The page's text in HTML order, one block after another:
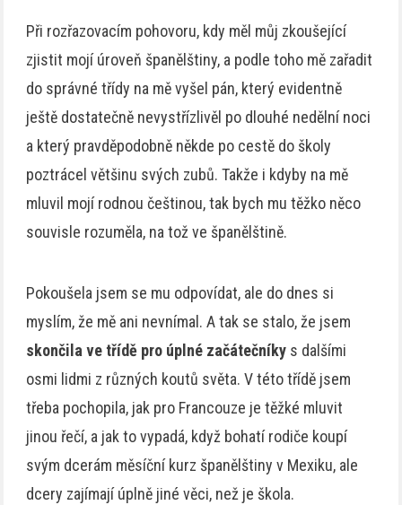
Při rozřazovacím pohovoru, kdy měl můj zkoušející
zjistit mojí úroveň španělštiny, a podle toho mě zařadit
do správné třídy na mě vyšel pán, který evidentně
ještě dostatečně nevystřízlivěl po dlouhé nedělní noci
a který pravděpodobně někde po cestě do školy
poztrácel většinu svých zubů. Takže i kdyby na mě
mluvil mojí rodnou češtinou, tak bych mu těžko něco
souvisle rozuměla, na tož ve španělštině.
Pokoušela jsem se mu odpovídat, ale do dnes si
myslím, že mě ani nevnímal. A tak se stalo, že jsem
skončila ve třídě pro úplné začátečníky s dalšími
osmi lidmi z různých koutů světa. V této třídě jsem
třeba pochopila, jak pro Francouze je těžké mluvit
jinou řečí, a jak to vypadá, když bohatí rodiče koupí
svým dcerám měsíční kurz španělštiny v Mexiku, ale
dcery zajímají úplně jiné věci, než je škola.